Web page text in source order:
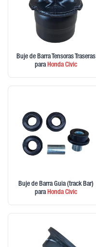
Buje de Barra Tensoras Traseras
paraHondaCivic
Buje de Barra Guia (track Bar)
paraHondaCivic